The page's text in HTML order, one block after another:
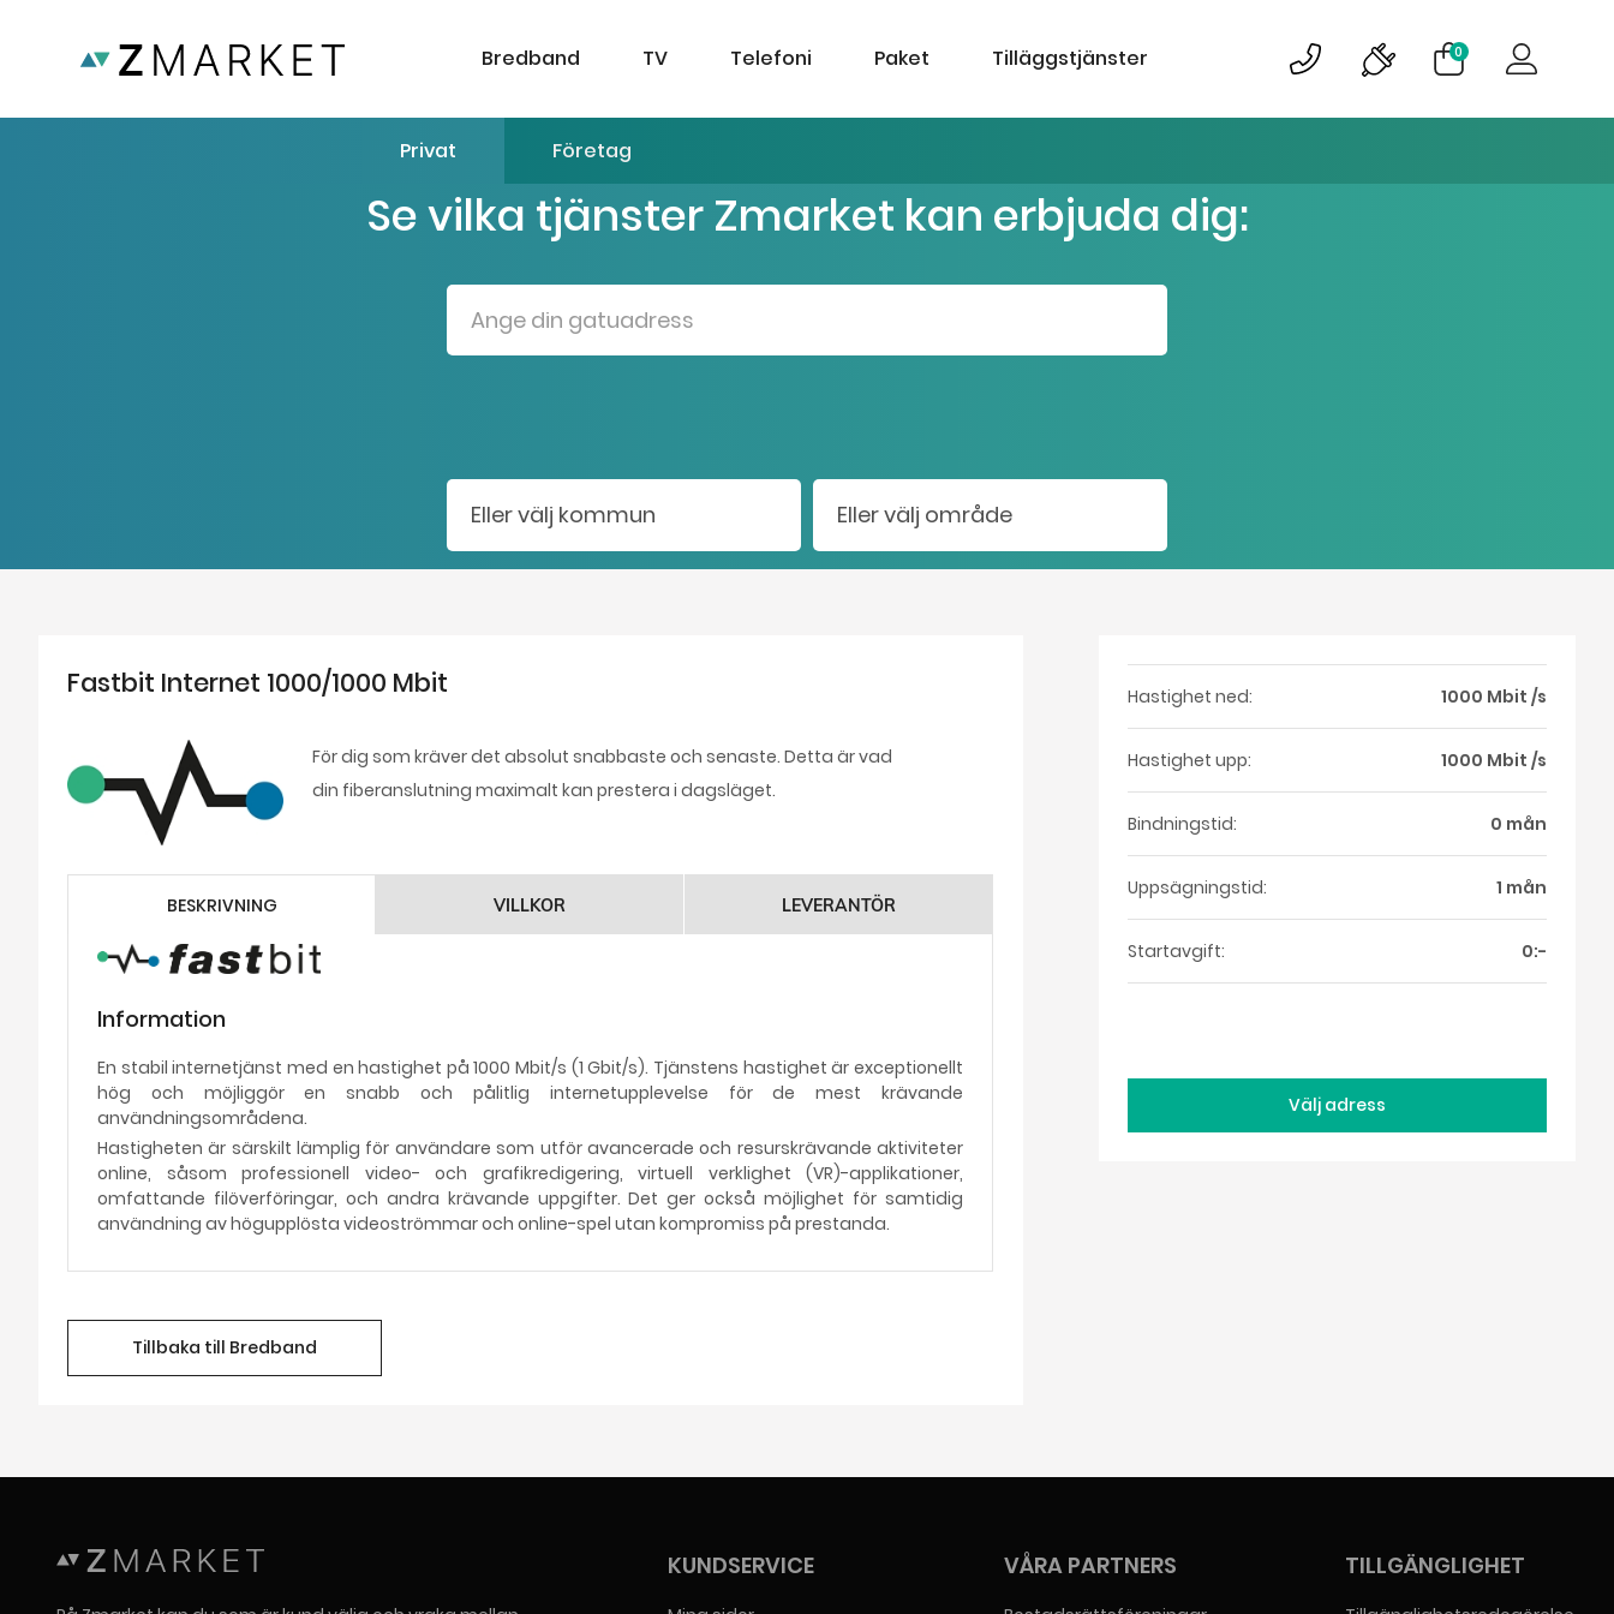
Bredband TV Telefoni Paket Tilläggstjänster 0
Privat Företag
Se vilka tjänster Zmarket kan erbjuda dig:
Fastbit Internet 1000/1000 Mbit
För dig som kräver det absolut snabbaste och senaste. Detta är vad
din fiberanslutning maximalt kan prestera i dagsläget.
BESKRIVNING VILLKOR LEVERANTÖR
Information
En stabil internetjänst med en hastighet på 1000 Mbit/s (1 Gbit/s). Tjänstens hastighet är exceptionellt
hög och möjliggör en snabb och pålitlig internetupplevelse för de mest krävande
användningsområdena.
Hastigheten är särskilt lämplig för användare som utför avancerade och resurskrävande aktiviteter
online, såsom professionell video- och grafikredigering, virtuell verklighet (VR)-applikationer,
omfattande filöverföringar, och andra krävande uppgifter. Det ger också möjlighet för samtidig
användning av högupplösta videoströmmar och online-spel utan kompromiss på prestanda.
Tillbaka till Bredband
Hastighet ned: 1000 Mbit /s
Hastighet upp: 1000 Mbit /s
Bindningstid: 0 mån
Uppsägningstid: 1 mån
Startavgift: 0:-
Välj adress
KUNDSERVICE VÅRA PARTNERS TILLGÄNGLIGHET